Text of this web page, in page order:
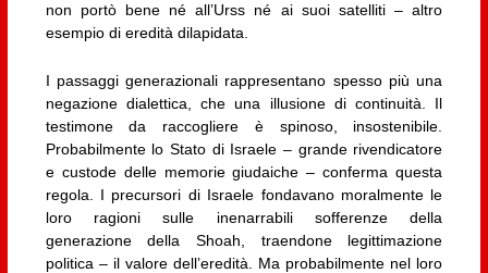
non portò bene né all’Urss né ai suoi satelliti – altro
esempio di eredità dilapidata.
I passaggi generazionali rappresentano spesso più una
negazione dialettica, che una illusione di continuità. Il
testimone da raccogliere è spinoso, insostenibile.
Probabilmente lo Stato di Israele – grande rivendicatore
e custode delle memorie giudaiche – conferma questa
regola. I precursori di Israele fondavano moralmente le
loro ragioni sulle inenarrabili sofferenze della
generazione della Shoah, traendone legittimazione
politica – il valore dell’eredità. Ma probabilmente nel loro